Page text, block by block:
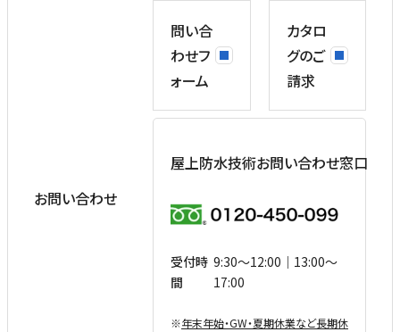
お問い合わせ
問い合
わせフ
ォーム
カタロ
グのご
請求
屋上防水技術お問い合わせ窓口
受付時
間
9:30〜12:00｜13:00〜
17:00
※年末年始・GW・夏期休業など⻑期休